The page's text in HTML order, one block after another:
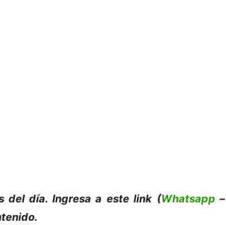
del día. Ingresa a este link (Whatsapp –